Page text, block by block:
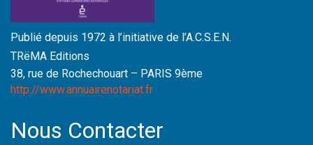
Publié depuis 1972 à l’initiative de l’A.C.S.E.N.
TRëMA Editions
38, rue de Rochechouart – PARIS 9ème
http://www.annuairenotariat.fr
Nous Contacter